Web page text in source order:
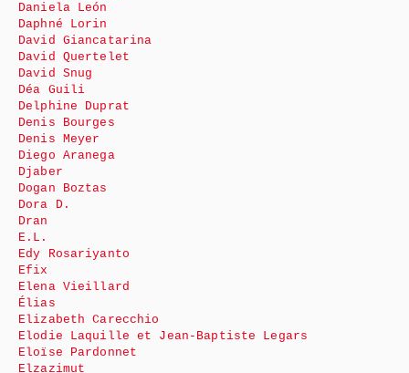
Daniela León
Daphné Lorin
David Giancatarina
David Quertelet
David Snug
Déa Guili
Delphine Duprat
Denis Bourges
Denis Meyer
Diego Aranega
Djaber
Dogan Boztas
Dora D.
Dran
E.L.
Edy Rosariyanto
Efix
Elena Vieillard
Élias
Elizabeth Carecchio
Elodie Laquille et Jean-Baptiste Legars
Eloïse Pardonnet
Elzazimut